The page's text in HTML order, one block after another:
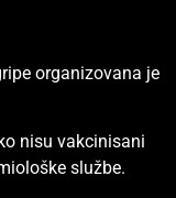
organizovana je
nisu vakcinisani
službe.